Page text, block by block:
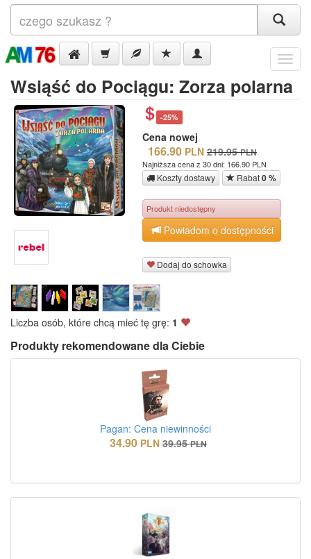
Menu
Wsiąść do Pociągu: Zorza polarna
-25%
Cena nowej
166.90 PLN 219.95 PLN
Najniższa cena z 30 dni: 166.90 PLN
Koszty dostawy Rabat0 %
Produkt niedostępny
Powiadom o dostępności
Dodaj do schowka
Liczba osób, które chcą mieć tę grę: 1
Produkty rekomendowane dla Ciebie
Pagan: Cena niewinności
34.90 PLN 39.95 PLN